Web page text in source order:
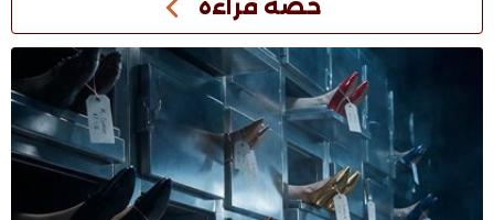
حصة قراءة